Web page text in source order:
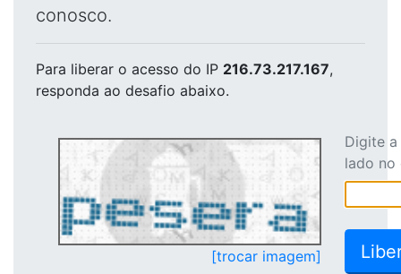
conosco.
Para liberar o acesso do IP 216.73.217.167,
responda ao desafio abaixo.
[trocar imagem]
Digite
lado no